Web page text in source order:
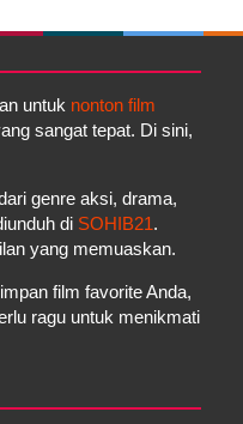
untuk nonton film
sangat tepat. Di sini,
genre aksi, drama,
di SOHIB21.
yang memuaskan.
film favorite Anda,
ragu untuk menikmati